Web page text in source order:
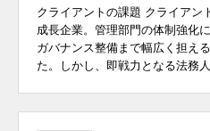
クライアントの課題 クライアン
成長企業。管理部門の体制強化
ガバナンス整備まで幅広く担え
た。しかし、即戦力となる法務